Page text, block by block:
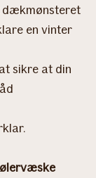
dækmønsteret
en vinter
sikre at din